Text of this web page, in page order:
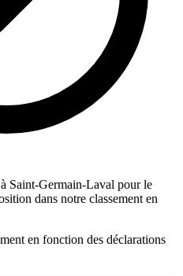
Saint-Germain-Laval pour le
dans notre classement en
en fonction des déclarations